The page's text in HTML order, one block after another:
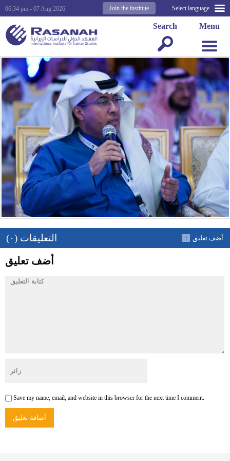
Select language
Join the institute
06:34 pm - 07 Aug 2026
Menu
Search
التعليقات (٠) أضف تعليق
أضف تعليق
Save my name, email, and website in this browser for the next time I comment.